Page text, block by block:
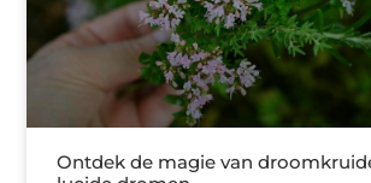
Ontdek de magie van